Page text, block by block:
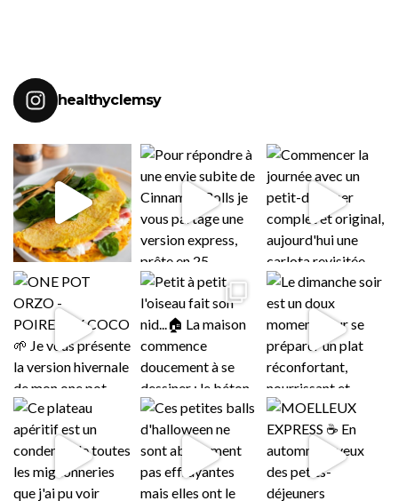
healthyclemsy